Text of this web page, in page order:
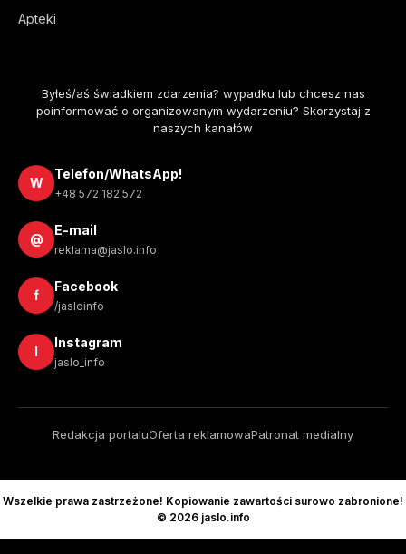
Apteki
Byłeś/aś świadkiem zdarzenia? wypadku lub chcesz nas
poinformować o organizowanym wydarzeniu? Skorzystaj z
naszych kanałów
W
Telefon/WhatsApp!
+48 572 182 572
@
E-mail
reklama@jaslo.info
f
Facebook
/jasloinfo
I
Instagram
jaslo_info
Redakcja portaluOferta reklamowaPatronat medialny
Wszelkie prawa zastrzeżone! Kopiowanie zawartości surowo zabronione!
© 2026 jaslo.info